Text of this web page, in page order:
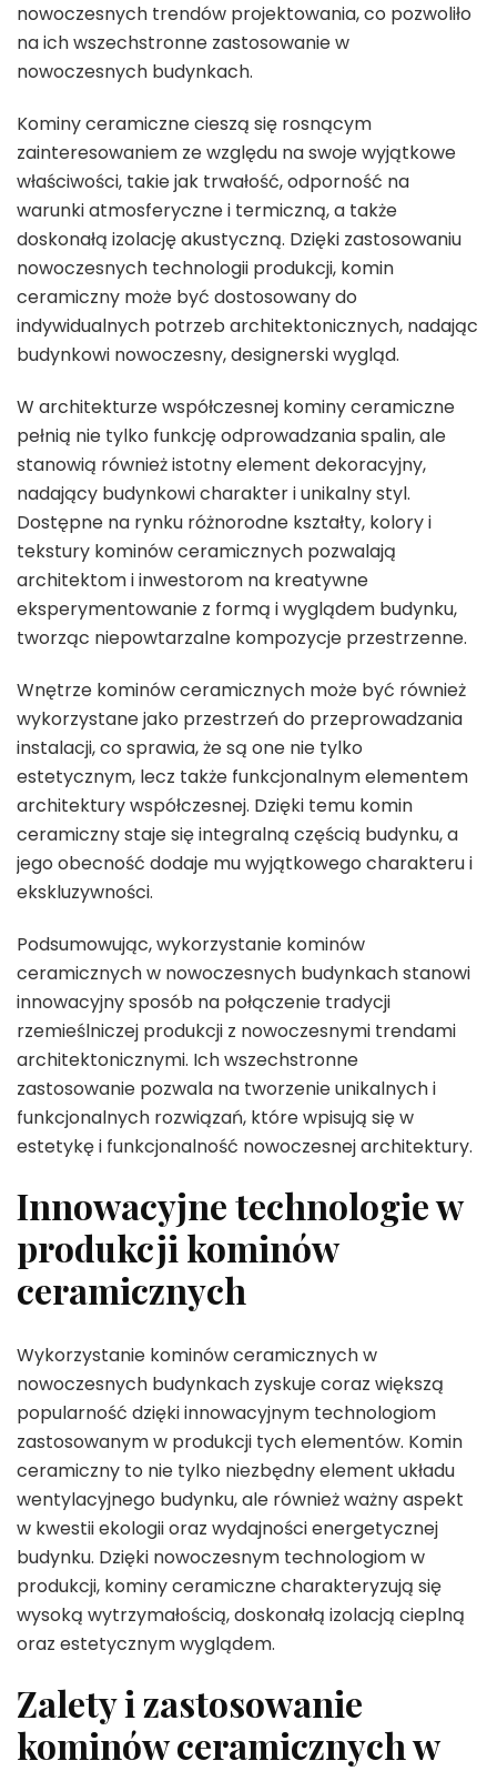
nowoczesnych trendów projektowania, co pozwoliło
na ich wszechstronne zastosowanie w
nowoczesnych budynkach.
Kominy ceramiczne cieszą się rosnącym
zainteresowaniem ze względu na swoje wyjątkowe
właściwości, takie jak trwałość, odporność na
warunki atmosferyczne i termiczną, a także
doskonałą izolację akustyczną. Dzięki zastosowaniu
nowoczesnych technologii produkcji, komin
ceramiczny może być dostosowany do
indywidualnych potrzeb architektonicznych, nadając
budynkowi nowoczesny, designerski wygląd.
W architekturze współczesnej kominy ceramiczne
pełnią nie tylko funkcję odprowadzania spalin, ale
stanowią również istotny element dekoracyjny,
nadający budynkowi charakter i unikalny styl.
Dostępne na rynku różnorodne kształty, kolory i
tekstury kominów ceramicznych pozwalają
architektom i inwestorom na kreatywne
eksperymentowanie z formą i wyglądem budynku,
tworząc niepowtarzalne kompozycje przestrzenne.
Wnętrze kominów ceramicznych może być również
wykorzystane jako przestrzeń do przeprowadzania
instalacji, co sprawia, że są one nie tylko
estetycznym, lecz także funkcjonalnym elementem
architektury współczesnej. Dzięki temu komin
ceramiczny staje się integralną częścią budynku, a
jego obecność dodaje mu wyjątkowego charakteru i
ekskluzywności.
Podsumowując, wykorzystanie kominów
ceramicznych w nowoczesnych budynkach stanowi
innowacyjny sposób na połączenie tradycji
rzemieślniczej produkcji z nowoczesnymi trendami
architektonicznymi. Ich wszechstronne
zastosowanie pozwala na tworzenie unikalnych i
funkcjonalnych rozwiązań, które wpisują się w
estetykę i funkcjonalność nowoczesnej architektury.
Innowacyjne technologie w
produkcji kominów
ceramicznych
Wykorzystanie kominów ceramicznych w
nowoczesnych budynkach zyskuje coraz większą
popularność dzięki innowacyjnym technologiom
zastosowanym w produkcji tych elementów. Komin
ceramiczny to nie tylko niezbędny element układu
wentylacyjnego budynku, ale również ważny aspekt
w kwestii ekologii oraz wydajności energetycznej
budynku. Dzięki nowoczesnym technologiom w
produkcji, kominy ceramiczne charakteryzują się
wysoką wytrzymałością, doskonałą izolacją cieplną
oraz estetycznym wyglądem.
Zalety i zastosowanie
kominów ceramicznych w